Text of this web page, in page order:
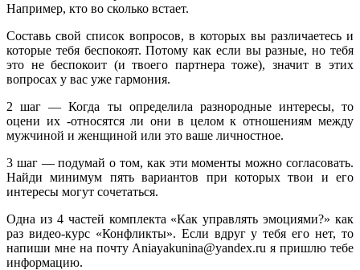
Например, кто во сколько встает.
Составь свой список вопросов, в которых вы различаетесь и
которые тебя беспокоят. Потому как если вы разные, но тебя
это не беспокоит (и твоего партнера тоже), значит в этих
вопросах у вас уже гармония.
2 шаг — Когда ты определила разнородные интересы, то
оцени их -относятся ли они в целом к отношениям между
мужчиной и женщиной или это ваше личностное.
3 шаг — подумай о том, как эти моменты можно согласовать.
Найди минимум пять вариантов при которых твои и его
интересы могут сочетаться.
Одна из 4 частей комплекта «Как управлять эмоциями?» как
раз видео-курс «Конфликты». Если вдруг у тебя его нет, то
напиши мне на почту Aniayakunina@yandex.ru я пришлю тебе
информацию.